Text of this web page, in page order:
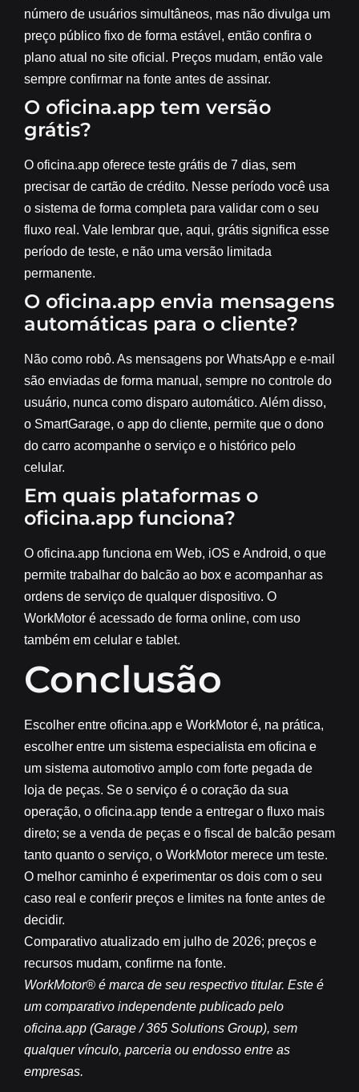
número de usuários simultâneos, mas não divulga um
preço público fixo de forma estável, então confira o
plano atual no site oficial. Preços mudam, então vale
sempre confirmar na fonte antes de assinar.
O oficina.app tem versão
grátis?
O oficina.app oferece teste grátis de 7 dias, sem
precisar de cartão de crédito. Nesse período você usa
o sistema de forma completa para validar com o seu
fluxo real. Vale lembrar que, aqui, grátis significa esse
período de teste, e não uma versão limitada
permanente.
O oficina.app envia mensagens
automáticas para o cliente?
Não como robô. As mensagens por WhatsApp e e-mail
são enviadas de forma manual, sempre no controle do
usuário, nunca como disparo automático. Além disso,
o SmartGarage, o app do cliente, permite que o dono
do carro acompanhe o serviço e o histórico pelo
celular.
Em quais plataformas o
oficina.app funciona?
O oficina.app funciona em Web, iOS e Android, o que
permite trabalhar do balcão ao box e acompanhar as
ordens de serviço de qualquer dispositivo. O
WorkMotor é acessado de forma online, com uso
também em celular e tablet.
Conclusão
Escolher entre oficina.app e WorkMotor é, na prática,
escolher entre um sistema especialista em oficina e
um sistema automotivo amplo com forte pegada de
loja de peças. Se o serviço é o coração da sua
operação, o oficina.app tende a entregar o fluxo mais
direto; se a venda de peças e o fiscal de balcão pesam
tanto quanto o serviço, o WorkMotor merece um teste.
O melhor caminho é experimentar os dois com o seu
caso real e conferir preços e limites na fonte antes de
decidir.
Comparativo atualizado em julho de 2026; preços e
recursos mudam, confirme na fonte.
WorkMotor® é marca de seu respectivo titular. Este é
um comparativo independente publicado pelo
oficina.app (Garage / 365 Solutions Group), sem
qualquer vínculo, parceria ou endosso entre as
empresas.